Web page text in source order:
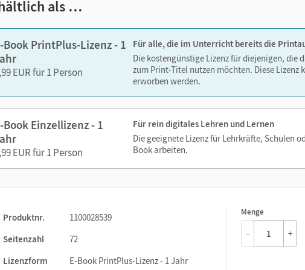
Sie sind seitengenau platziert, damit Sie und Ihre Schüler/-innen
gestalten Sie das Lehren und Lernen zeitsparend und
Suchen!
der BuchTaucher-App
als …
Book PrintPlus-Lizenz - 1
EUR für 1 Person
Für alle, die im Unterricht bereits die
Die kostengünstige Lizenz für diejenigen, die
zum Print-Titel nutzen möchten. Diese Lizenz
erworben werden.
Book Einzellizenz - 1
EUR für 1 Person
Für rein digitales Lehren und Lernen
Die geeignete Lizenz für Lehrkräfte, Schulen
Book arbeiten.
Produktnr.
1100028539
Seitenzahl
72
Lizenzform
E-Book PrintPlus-Lizenz - 1 Jahr
Menge
1
- +